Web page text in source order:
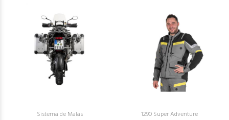
Sistema de Malas 1290 Super Adventure